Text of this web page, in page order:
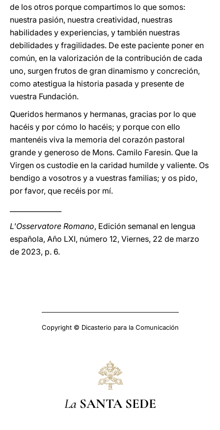
de los otros porque compartimos lo que somos:
nuestra pasión, nuestra creatividad, nuestras
habilidades y experiencias, y también nuestras
debilidades y fragilidades. De este paciente poner en
común, en la valorización de la contribución de cada
uno, surgen frutos de gran dinamismo y concreción,
como atestigua la historia pasada y presente de
vuestra Fundación.
Queridos hermanos y hermanas, gracias por lo que
hacéis y por cómo lo hacéis; y porque con ello
mantenéis viva la memoria del corazón pastoral
grande y generoso de Mons. Camilo Faresin. Que la
Virgen os custodie en la caridad humilde y valiente. Os
bendigo a vosotros y a vuestras familias; y os pido,
por favor, que recéis por mí.
L'Osservatore Romano, Edición semanal en lengua
española, Año LXI, número 12, Viernes, 22 de marzo
de 2023, p. 6.
Copyright © Dicasterio para la Comunicación
La SANTA SEDE